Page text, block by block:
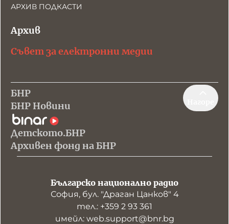
АРХИВ ПОДКАСТИ
Архив
Съвет за електронни медии
БНР
БНР Новини
Детското.БНР
Архивен фонд на БНР
Българско национално радио
София, бул. "Драган Цанков" 4
тел.: +359 2 93 361
имейл: web.support@bnr.bg